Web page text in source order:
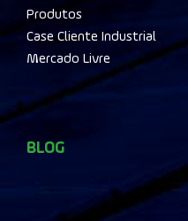
Produtos
Case Cliente Industrial
Mercado Livre
BLOG